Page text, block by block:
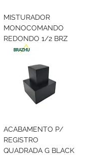
MISTURADOR
MONOCOMANDO
REDONDO 1/2 BRZ
ACABAMENTO P/
REGISTRO
QUADRADA G BLACK